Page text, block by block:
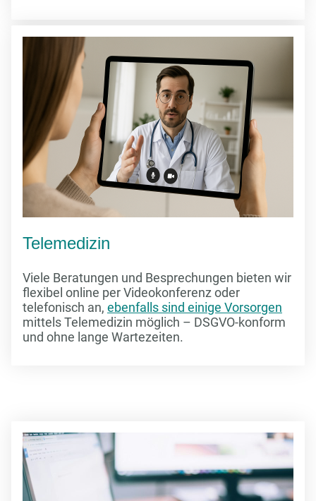
Telemedizin
Viele Beratungen und Besprechungen bieten wir
flexibel online per Videokonferenz oder
telefonisch an, ebenfalls sind einige Vorsorgen
mittels Telemedizin möglich – DSGVO-konform
und ohne lange Wartezeiten.